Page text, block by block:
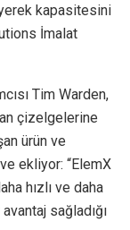
kapasitesini
İmalat
Tim Warden,
çizelgelerine
ürün ve
ekliyor: “ElemX
hızlı ve daha
sağladığı